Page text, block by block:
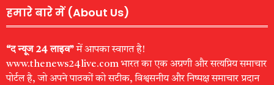
हमारे बारे में (About Us)
“द न्यूज 24 लाइव”में आपका स्वागत है!
www.thenews24live.com भारत का एक अग्रणी और सत्यप्रिय समाचार
पोर्टल है, जो अपने पाठकों को सटीक, विश्वसनीय और निष्पक्ष समाचार प्रदान